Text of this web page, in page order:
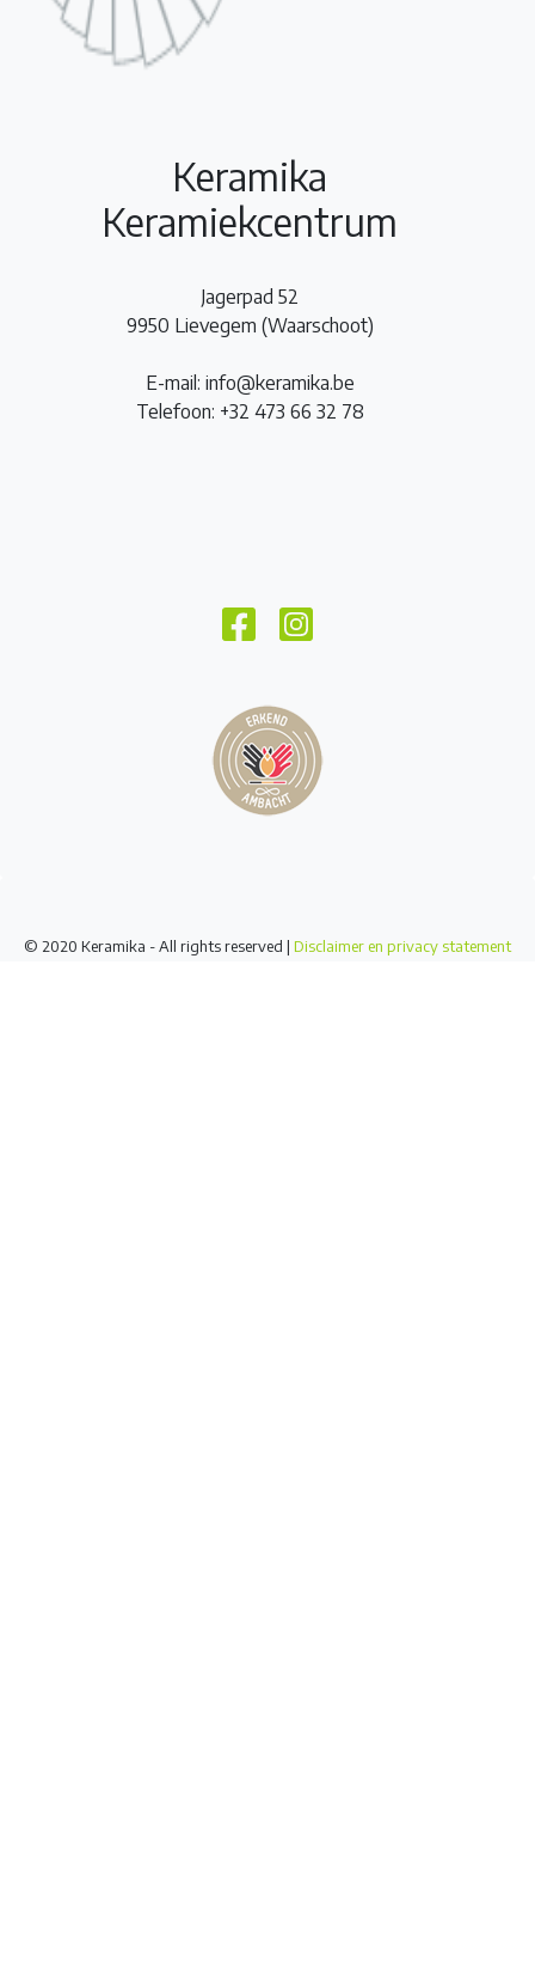
Keramika
Keramiekcentrum
Jagerpad 52
9950 Lievegem (Waarschoot)
E-mail: info@keramika.be
Telefoon: +32 473 66 32 78
© 2020 Keramika - All rights reserved | Disclaimer en privacy statement